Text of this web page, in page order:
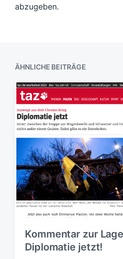
abzugeben.
ÄHNLICHE BEITRÄGE
Kommentar zur
Diplomatie jetzt!